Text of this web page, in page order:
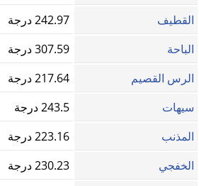
القطيف‎
242.97 درجة
الباحة
307.59 درجة
الرس القصيم
217.64 درجة
سيهات
243.5 درجة
المذنب
223.16 درجة
الخفجي
230.23 درجة